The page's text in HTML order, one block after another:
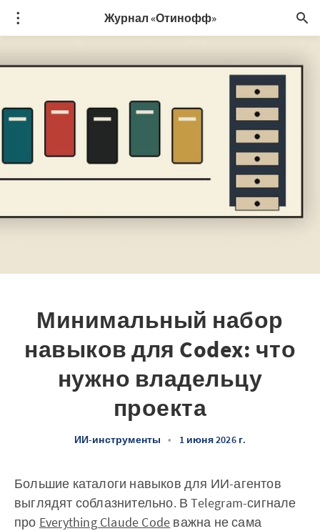
Журнал «Отинофф»
Минимальный набор
навыков для Codex: что
нужно владельцу
проекта
ИИ-инструменты • 1 июня 2026 г.
Большие каталоги навыков для ИИ-агентов
выглядят соблазнительно. В Telegram-сигнале
про Everything Claude Code важна не сама